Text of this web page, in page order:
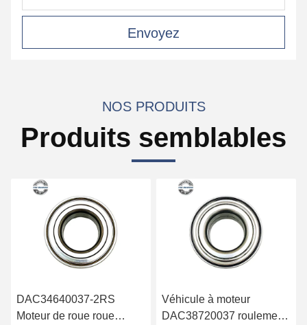
Envoyez
NOS PRODUITS
Produits semblables
Véhicule à moteur
DAC38720037 roulement
Rameau à rouleaux radial
à double rangée